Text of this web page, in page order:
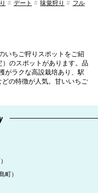
デート 味覚狩り
フル
いちご狩りスポットをご紹
のスポットがあります。品
がラクな高設栽培あり、駅
の特徴が人気。甘いいちご
町）